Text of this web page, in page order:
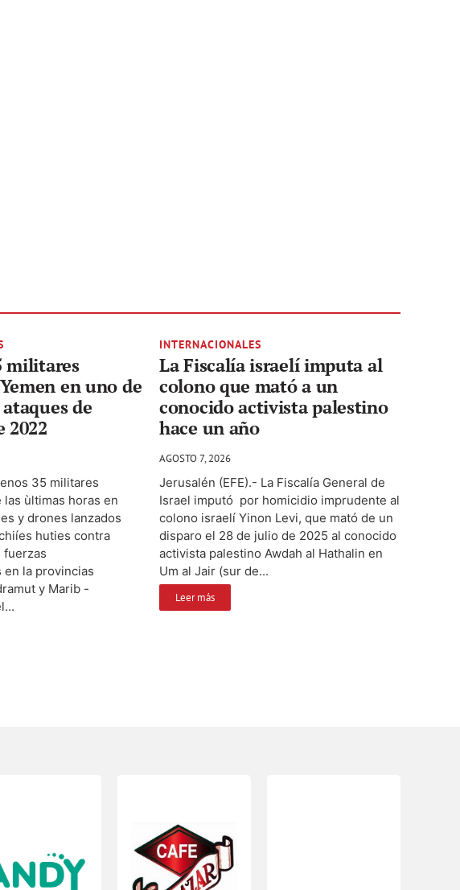
militares
en uno de
de
2022
35 militares
ùltimas horas en
y drones lanzados
huties contra
fuerzas
la provincias
y Marib -
INTERNACIONALES
La Fiscalía israelí imputa al
colono que mató a un
conocido activista palestino
hace un año
AGOSTO 7, 2026
Jerusalén (EFE).- La Fiscalía General de
Israel imputó por homicidio imprudente al
colono israelí Yinon Levi, que mató de un
disparo el 28 de julio de 2025 al conocido
activista palestino Awdah al Hathalin en
Um al Jair (sur de...
Leer más